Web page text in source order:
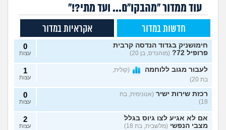
עוד ממדור "מהבקו"ם... ועד מתי?!"
חדשות במדור אקראיות במדור
חימושניק בגדוד הנדסה קרבית
פרופיל 72?
(מוהנדס, בן 20)
0
עצות
לעבור מגוב ללוחמה
(קולית,
בת 20)
1
עצות
רכזת שירות ישיר (אנונימית, בת
18)
0
עצות
אם לא אגיע לצו גיוס בגלל
מצבי הנפשי (מלשבית, בת 18)
2
עצות